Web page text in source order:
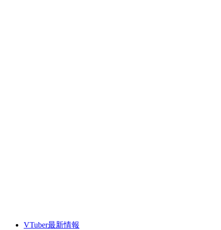
VTuber最新情報